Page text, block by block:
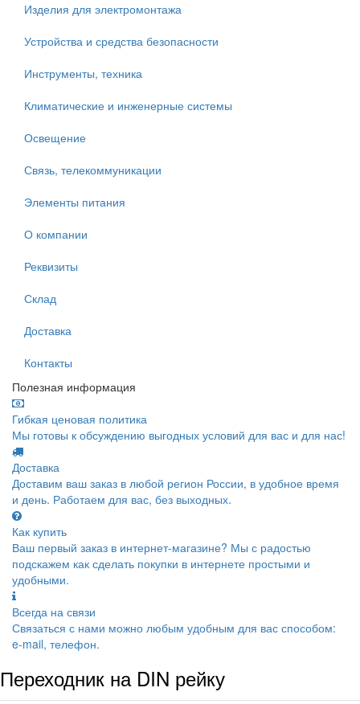
Изделия для электромонтажа
Устройства и средства безопасности
Инструменты, техника
Климатические и инженерные системы
Освещение
Связь, телекоммуникации
Элементы питания
О компании
Реквизиты
Склад
Доставка
Контакты
Полезная информация
Гибкая ценовая политика
Мы готовы к обсуждению выгодных условий для вас и для нас!
Доставка
Доставим ваш заказ в любой регион России, в удобное время
и день. Работаем для вас, без выходных.
Как купить
Ваш первый заказ в интернет-магазине? Мы с радостью
подскажем как сделать покупки в интернете простыми и
удобными.
Всегда на связи
Связаться с нами можно любым удобным для вас способом:
e-mail, телефон.
Переходник на DIN рейку